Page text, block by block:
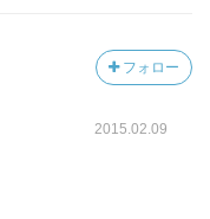
フォロー
2015.02.09